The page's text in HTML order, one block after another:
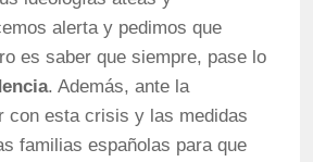
alerta y pedimos que
es saber que siempre, pase lo
. Además, ante la
con esta crisis y las medidas
familias españolas para que